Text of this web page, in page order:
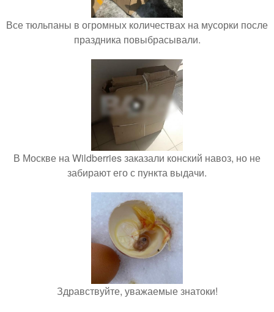
Все тюльпаны в огромных количествах на мусорки после
праздника повыбрасывали.
В Москве на Wildberries заказали конский навоз, но не
забирают его с пункта выдачи.
Здравствуйте, уважаемые знатоки!